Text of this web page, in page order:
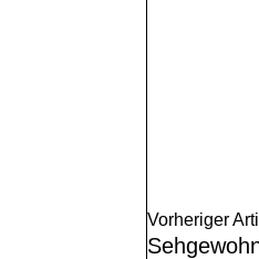
Vorheriger